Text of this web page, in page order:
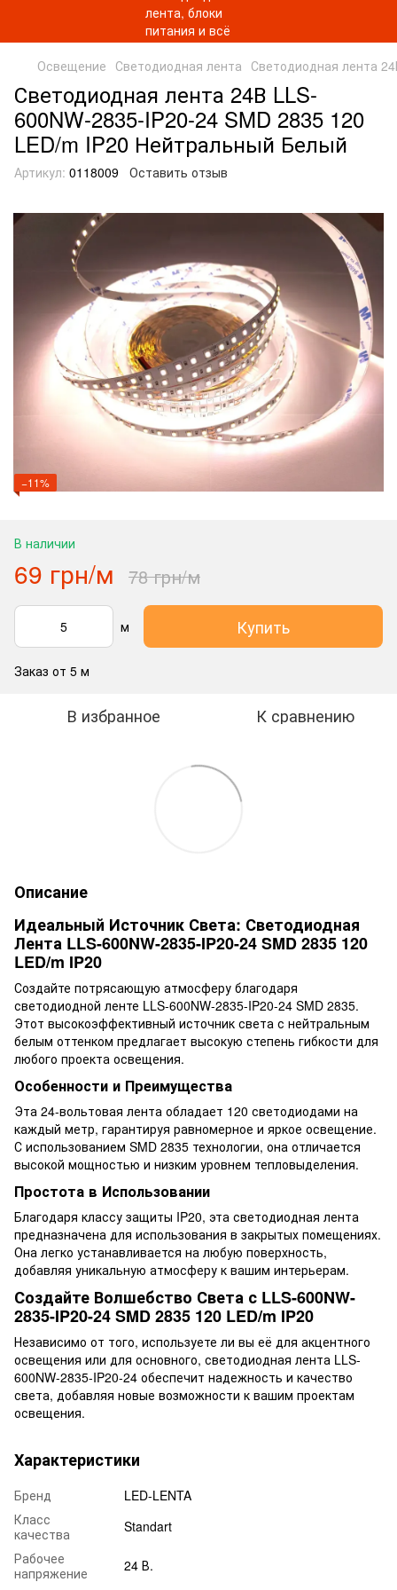
Освещение Светодиодная лента Светодиодная лента
Светодиодная лента 24В LLS-
600NW-2835-IP20-24 SMD 2835 120
LED/m IP20 Нейтральный Белый
Артикул: 0118009 Оставить отзыв
−11%
В наличии
69 грн/м 78 грн/м
м Купить
Заказ от 5 м
В избранное К сравнению
Описание
Идеальный Источник Света: Светодиодная
Лента LLS-600NW-2835-IP20-24 SMD 2835 120
LED/m IP20
Создайте потрясающую атмосферу благодаря
светодиодной ленте LLS-600NW-2835-IP20-24 SMD 2835.
Этот высокоэффективный источник света с нейтральным
белым оттенком предлагает высокую степень гибкости для
любого проекта освещения.
Особенности и Преимущества
Эта 24-вольтовая лента обладает 120 светодиодами на
каждый метр, гарантируя равномерное и яркое освещение.
С использованием SMD 2835 технологии, она отличается
высокой мощностью и низким уровнем тепловыделения.
Простота в Использовании
Благодаря классу защиты IP20, эта светодиодная лента
предназначена для использования в закрытых помещениях.
Она легко устанавливается на любую поверхность,
добавляя уникальную атмосферу к вашим интерьерам.
Создайте Волшебство Света с LLS-600NW-
2835-IP20-24 SMD 2835 120 LED/m IP20
Независимо от того, используете ли вы её для акцентного
освещения или для основного, светодиодная лента LLS-
600NW-2835-IP20-24 обеспечит надежность и качество
света, добавляя новые возможности к вашим проектам
освещения.
Характеристики
Бренд
LED-LENTA
Класс
качества
Standart
Рабочее
напряжение
24 В.